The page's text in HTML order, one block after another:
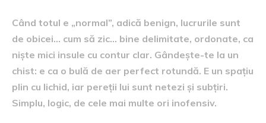
Când totul e „normal”, adică benign, lucrurile sunt
de obicei… cum să zic… bine delimitate, ordonate, ca
niște mici insule cu contur clar. Gândește-te la un
chist: e ca o bulă de aer perfect rotundă. E un spațiu
plin cu lichid, iar pereții lui sunt netezi și subțiri.
Simplu, logic, de cele mai multe ori inofensiv.